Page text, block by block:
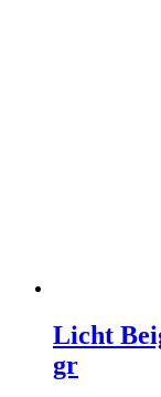
Licht
gr